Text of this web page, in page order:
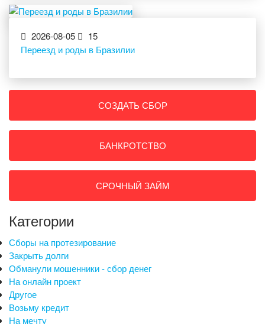
2026-08-05
15
Переезд и роды в Бразилии
СОЗДАТЬ СБОР
БАНКРОТСТВО
СРОЧНЫЙ ЗАЙМ
Категории
Сборы на протезирование
Закрыть долги
Обманули мошенники - сбор денег
На онлайн проект
Другое
Возьму кредит
На мечту